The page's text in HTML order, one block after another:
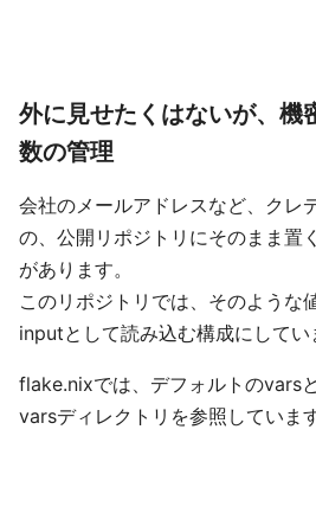
外に見せたくはないが、機
数の管理
会社のメールアドレスなど、クレ
の、公開リポジトリにそのまま置
があります。
このリポジトリでは、そのような
inputとして読み込む構成にしてい
flake.nixでは、デフォルトのvars
varsディレクトリを参照しています